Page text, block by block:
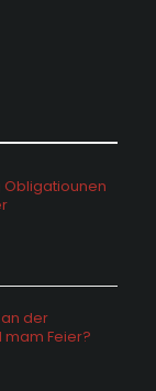
der
Feier?